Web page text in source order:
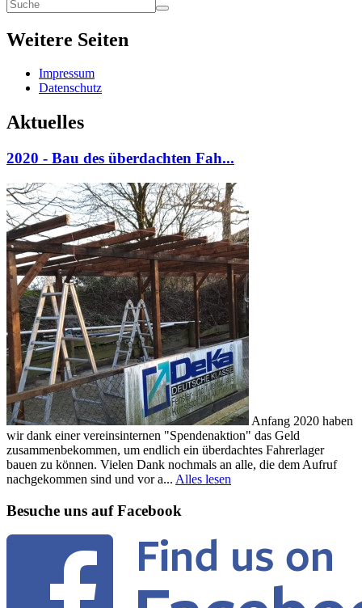
Weitere Seiten
Impressum
Datenschutz
Aktuelles
2020 - Bau des überdachten Fah...
Anfang 2020 haben
wir dank einer vereinsinternen "Spendenaktion" das Geld
zusammenbekommen, um endlich ein überdachtes Fahrerlager
bauen zu können. Vielen Dank nochmals an alle, die dem Aufruf
nachgekommen sind und vor a... Alles lesen
Besuche uns auf Facebook